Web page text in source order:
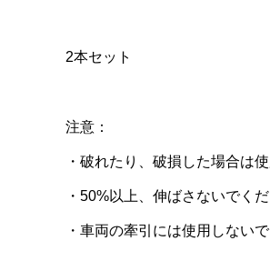
2本セット
注意：
・破れたり、破損した場合は
・50%以上、伸ばさないでくだ
・車両の牽引には使用しないで